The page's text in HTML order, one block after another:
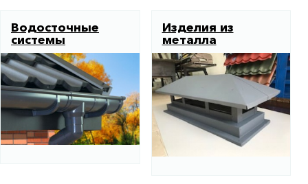
Водосточные
системы
Изделия из
металла